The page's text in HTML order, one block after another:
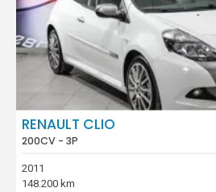
RENAULT CLIO
200CV - 3P
2011
148.200 km